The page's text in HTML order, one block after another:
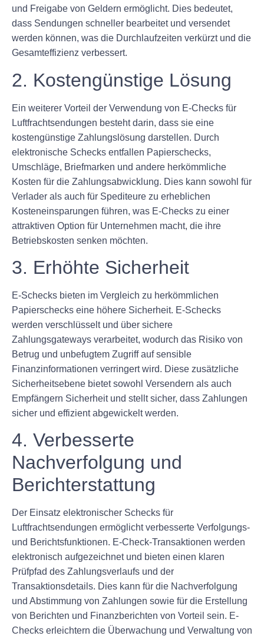
und Freigabe von Geldern ermöglicht. Dies bedeutet,
dass Sendungen schneller bearbeitet und versendet
werden können, was die Durchlaufzeiten verkürzt und die
Gesamteffizienz verbessert.
2. Kostengünstige Lösung
Ein weiterer Vorteil der Verwendung von E-Checks für
Luftfrachtsendungen besteht darin, dass sie eine
kostengünstige Zahlungslösung darstellen. Durch
elektronische Schecks entfallen Papierschecks,
Umschläge, Briefmarken und andere herkömmliche
Kosten für die Zahlungsabwicklung. Dies kann sowohl für
Verlader als auch für Spediteure zu erheblichen
Kosteneinsparungen führen, was E-Checks zu einer
attraktiven Option für Unternehmen macht, die ihre
Betriebskosten senken möchten.
3. Erhöhte Sicherheit
E-Schecks bieten im Vergleich zu herkömmlichen
Papierschecks eine höhere Sicherheit. E-Schecks
werden verschlüsselt und über sichere
Zahlungsgateways verarbeitet, wodurch das Risiko von
Betrug und unbefugtem Zugriff auf sensible
Finanzinformationen verringert wird. Diese zusätzliche
Sicherheitsebene bietet sowohl Versendern als auch
Empfängern Sicherheit und stellt sicher, dass Zahlungen
sicher und effizient abgewickelt werden.
4. Verbesserte
Nachverfolgung und
Berichterstattung
Der Einsatz elektronischer Schecks für
Luftfrachtsendungen ermöglicht verbesserte Verfolgungs-
und Berichtsfunktionen. E-Check-Transaktionen werden
elektronisch aufgezeichnet und bieten einen klaren
Prüfpfad des Zahlungsverlaufs und der
Transaktionsdetails. Dies kann für die Nachverfolgung
und Abstimmung von Zahlungen sowie für die Erstellung
von Berichten und Finanzberichten von Vorteil sein. E-
Checks erleichtern die Überwachung und Verwaltung von